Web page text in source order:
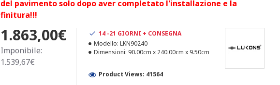
del pavimento solo dopo aver completato l'installazione e la
finitura!!!
1.863,00€
Imponibile:
1.539,67€
14 -21 GIORNI + CONSEGNA
Modello: LKN90240
Dimensioni: 90.00cm x 240.00cm x 9.50cm
Product Views: 41564